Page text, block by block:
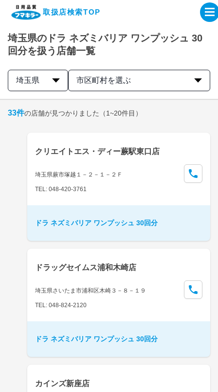
取扱店検索TOP
企業・IR情報サイト
製品情報サイト
取扱店検索はこちら
埼玉県のドラ ネズミバリア ワンプッシュ 30
回分を扱う店舗一覧
埼玉県 市区町村を選ぶ
33件の店舗が見つかりました （1~20件目）
クリエイトエス・ディー蕨駅東口店
埼玉県蕨市塚越１－２－１－２Ｆ
TEL: 048-420-3761
ドラ ネズミバリア ワンプッシュ 30回分
ドラッグセイムス浦和木崎店
埼玉県さいたま市浦和区木崎３－８－１９
TEL: 048-824-2120
ドラ ネズミバリア ワンプッシュ 30回分
カインズ新座店